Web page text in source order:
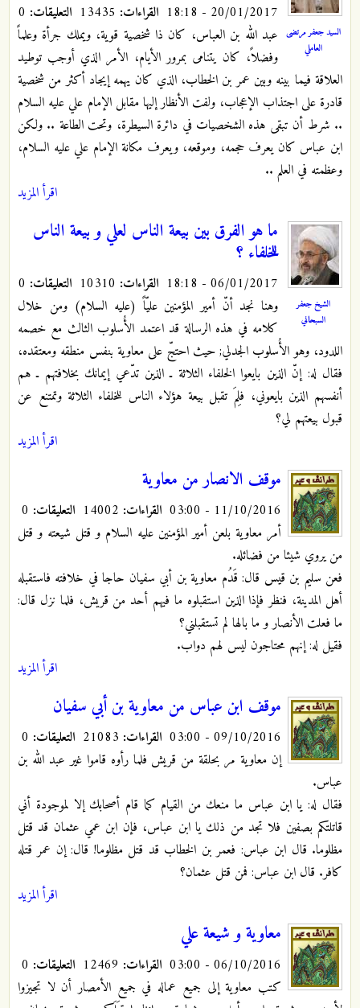
السيد جعفر مرتضى
العاملي
20/01/2017 - 18:18 القراءات: التعليقات:
عبد الله بن العباس، كان ذا شخصية قوية، ويملك جرأة وعلماً
وفضلاً، كان يتنامى بمرور الأيام، الأمر الذي أوجب توطيد
العلاقة فيما بينه وبين عمر بن الخطاب، الذي كان يهمه إيجاد أكثر من شخصية
قادرة على اجتذاب الإعجاب، ولفت الأنظار إليها مقابل الإمام علي عليه السلام
.. شرط أن تبقى هذه الشخصيات في دائرة السيطرة، وتحت الطاعة .. ولكن
ابن عباس كان يعرف حجمه، وموقعه، ويعرف مكانة الإمام علي عليه السلام،
وعظمته في العلم ..
اقرأ المزيد
الشيخ جعفر
السبحاني
ما هو الفرق بين بيعة الناس لعلي و بيعة الناس
للخلفاء ؟
06/01/2017 - 18:18 القراءات: التعليقات:
وهنا نجد أنّ أمير المؤمنين عليّاً (عليه السلام) ومن خلال
كلامه في هذه الرسالة قد اعتمد الأُسلوب الثالث مع خصمه
اللدود، وهو الأُسلوب الجدلي; حيث احتجّ على معاوية بنفس منطقه ومعتقده،
فقال له: إنّ الذين بايعوا الخلفاء الثلاثة ـ الذين تدّعي إيمانك بخلافتهم ـ هم
أنفسهم الذين بايعوني، فلِمَ تقبل بيعة هؤلاء الناس للخلفاء الثلاثة وتمتنع عن
قبول بيعتهم لي؟
اقرأ المزيد
موقف الانصار من معاوية
11/10/2016 - 03:00 القراءات: التعليقات:
أمر معاوية بلعن أمير المؤمنين عليه السلام و قتل شيعته و قتل
من يروي شيئا من فضائله‏.
فعن سليم بن قيس قال‏: قَدُم معاوية بن أبي سفيان حاجا في خلافته فاستقبله
أهل المدينة، فنظر فإذا الذين استقبلوه ما فيهم أحد من قريش، فلما نزل قال:
ما فعلت الأنصار و ما بالها لم تستقبلني؟
فقيل له: إنهم محتاجون ليس لهم دواب.
اقرأ المزيد
موقف ابن عباس من معاوية بن أبي سفيان
09/10/2016 - 03:00 القراءات: التعليقات:
إن معاوية مر بحلقة من قريش فلما رأوه قاموا غير عبد الله بن
عباس.
فقال له: يا ابن عباس ما منعك من القيام كما قام أصحابك إلا لموجودة أني
قاتلتكم بصفين فلا تجد من ذلك يا ابن عباس، فإن ابن عمي عثمان قد قتل
مظلوما. قال ابن عباس: فعمر بن الخطاب قد قتل مظلوما! قال: إن عمر قتله
كافر. قال ابن عباس: فمن قتل عثمان؟
اقرأ المزيد
معاوية و شيعة علي
06/10/2016 - 03:00 القراءات: التعليقات:
كتب معاوية إلى جميع عماله في جميع الأمصار أن لا تجيزوا